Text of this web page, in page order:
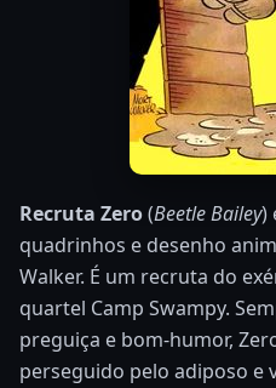
Recruta Zero(Beetle Bailey)
quadrinhos e desenho
Walker. É um recruta do
quartel Camp Swampy.
preguiça e bom-humor,
perseguido pelo adiposo e